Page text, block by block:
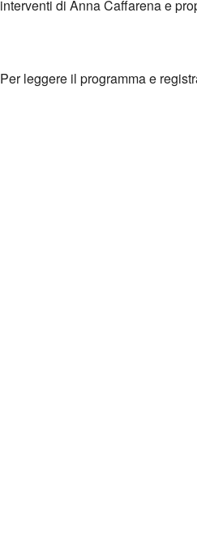
interventi di Anna Caffarena e
Per leggere il programma e